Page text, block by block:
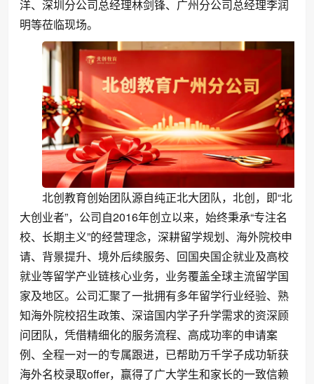
洋、深圳分公司总经理林剑锋、广州分公司总经理李润
明等莅临现场。
北创教育创始团队源自纯正北大团队，北创，即“北
大创业者”，公司自2016年创立以来，始终秉承“专注名
校、长期主义”的经营理念，深耕留学规划、海外院校申
请、背景提升、境外后续服务、回国央国企就业及高校
就业等留学产业链核心业务，业务覆盖全球主流留学国
家及地区。公司汇聚了一批拥有多年留学行业经验、熟
知海外院校招生政策、深谙国内学子升学需求的资深顾
问团队，凭借精细化的服务流程、高成功率的申请案
例、全程一对一的专属跟进，已帮助万千学子成功斩获
海外名校录取offer，赢得了广大学生和家长的一致信赖